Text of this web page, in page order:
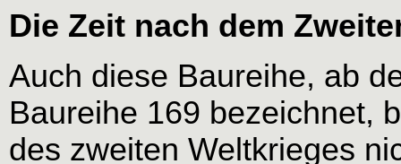
Die Zeit nach dem
Auch diese Baureihe, ab
Baureihe 169 bezeichnet,
des zweiten Weltkrieges